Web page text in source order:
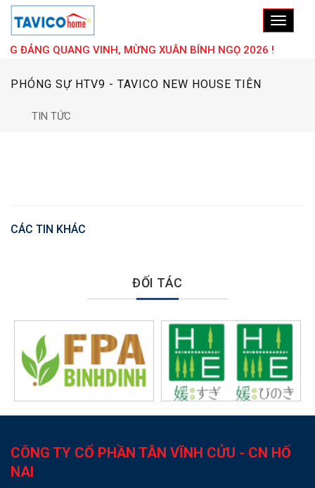
ĐẢNG QUANG VINH, MỪNG XUÂN BÍNH NGỌ 2026 !
PHÓNG SỰ HTV9 - TAVICO NEW HOUSE TIÊN
TIN TỨC
CÁC TIN KHÁC
ĐỐI TÁC
CÔNG TY CỔ PHẦN TÂN VĨNH CỬU - CN HỐ
NAI